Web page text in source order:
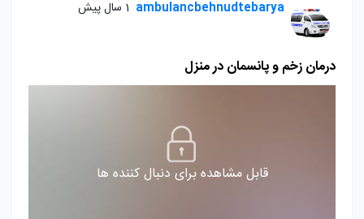
ambulancbehnudtebarya 1 سال پیش
درمان زخم و پانسمان در منزل
قابل مشاهده برای دنبال کننده ها